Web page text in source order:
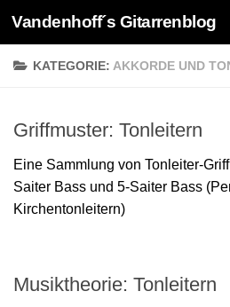
Zum Inhalt springen
Vandenhoff´s Gitarrenblog
KATEGORIE: AKKORDE UND
Griffmuster: Tonleitern
Eine Sammlung von Tonleiter-
Saiter Bass und 5-Saiter Bass
Kirchentonleitern)
Musiktheorie: Tonleitern